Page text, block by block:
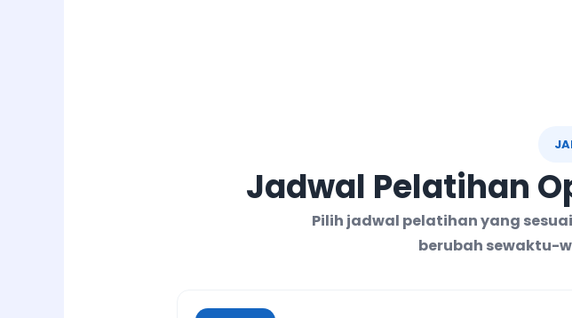
Jadwal Pelatihan
Pilih jadwal pelatihan yang
berubah sewaktu-